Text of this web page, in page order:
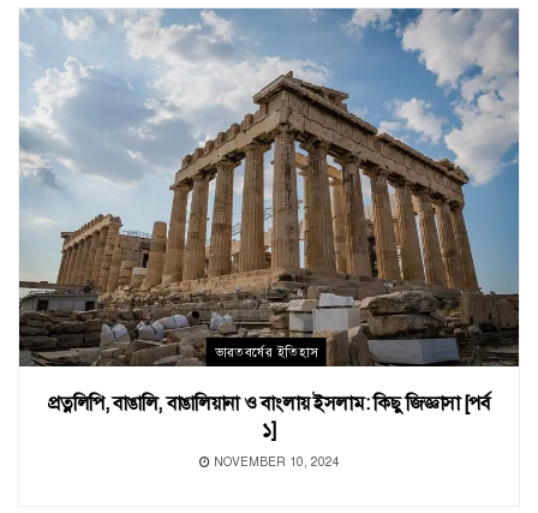
ভারতবর্ষের ইতিহাস
প্রত্নলিপি, বাঙালি, বাঙালিয়ানা ও বাংলায় ইসলাম: কিছু জিজ্ঞাসা [পর্ব
১]
NOVEMBER 10, 2024